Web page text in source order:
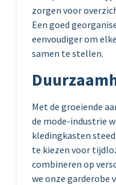
zorgen voor
Een goed
eenvoudiger om
samen te stellen.
Met de groeiende
de mode-industrie
kledingkasten
te kiezen voor
combineren op
we onze garderobe